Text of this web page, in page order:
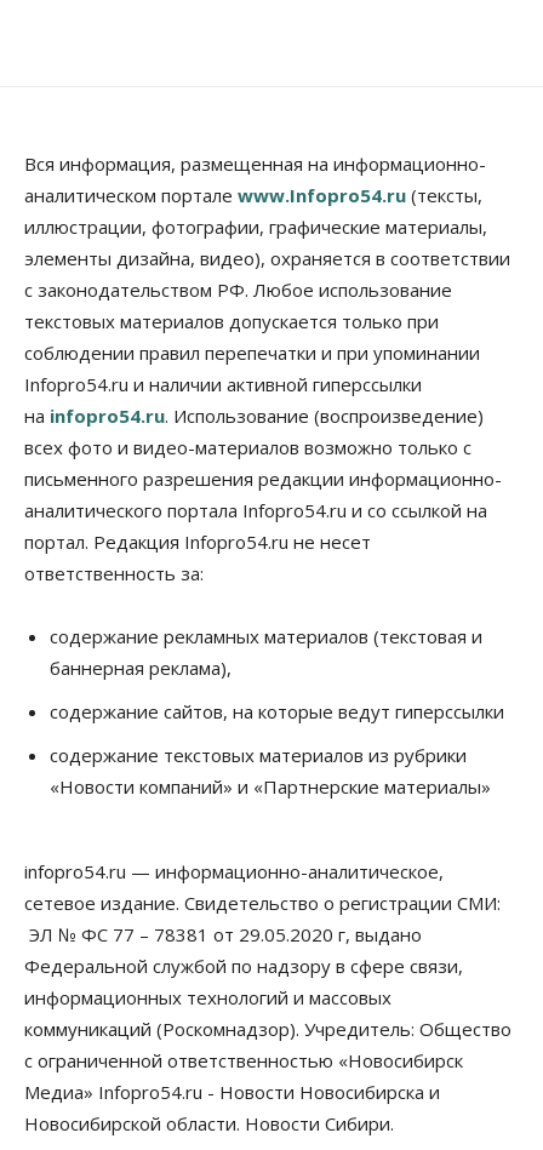
Бизнес
Искусственный интеллект предлагают
привлекать к разработке новых лекарств в
06 Августа 2026, 19:00
Мировые И Федеральные Новости
Россия построит в Киргизии новый кампус КРСУ:
30 гектаров, 15 тысяч студентов и 30 миллиардов
рублей
06 Августа 2026, 18:40
Общество
Новосибирским студентам помогают
адаптироваться к учебе через культуру
Бизнес Власть Недвижимость
Застройщики продавливают компромиссы по
Бизнес Недвижимость
началось строительство термального комплекса
Общество Право&Порядок
Общество
Пенсионеры старше 80 лет в Новосибирской
области получили повышенные пенсии
06 Августа 2026, 16:00
Финансы
Россияне оформили ипотечных кредитов на 2,6
трлн рублей
06 Августа 2026, 15:53
Вся информация, размещенная на информационно-
аналитическом портале www.Infopro54.ru (тексты,
иллюстрации, фотографии, графические материалы,
элементы дизайна, видео), охраняется в соответствии
с законодательством РФ. Любое использование
текстовых материалов допускается только при
соблюдении правил перепечатки и при упоминании
Infopro54.ru и наличии активной гиперссылки
на infopro54.ru. Использование (воспроизведение)
всех фото и видео-материалов возможно только с
письменного разрешения редакции информационно-
аналитического портала Infopro54.ru и со ссылкой на
портал. Редакция Infopro54.ru не несет
ответственность за:
содержание рекламных материалов (текстовая и
баннерная реклама),
содержание сайтов, на которые ведут гиперссылки
содержание текстовых материалов из рубрики
«Новости компаний» и «Партнерские материалы»
infopro54.ru — информационно-аналитическое,
сетевое издание. Свидетельство о регистрации СМИ:
ЭЛ № ФС 77 – 78381 от 29.05.2020 г, выдано
Федеральной службой по надзору в сфере связи,
информационных технологий и массовых
коммуникаций (Роскомнадзор). Учредитель: Общество
с ограниченной ответственностью «Новосибирск
Медиа» Infopro54.ru - Новости Новосибирска и
Новосибирской области. Новости Сибири.